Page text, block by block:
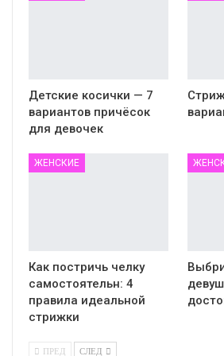
Детские косички — 7
вариантов причёсок
для девочек
ЖЕНСКИЕ
Как постричь челку
самостоятельн: 4
правила идеальной
стрижки
ПРЕД СЛЕД